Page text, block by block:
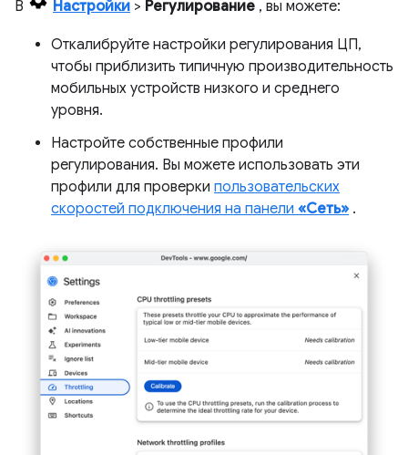
В Настройки > Регулирование , вы можете:
Откалибруйте настройки регулирования ЦП,
чтобы приблизить типичную производительность
мобильных устройств низкого и среднего
уровня.
Настройте собственные профили
регулирования. Вы можете использовать эти
профили для проверки пользовательских
скоростей подключения на панели «Сеть» .